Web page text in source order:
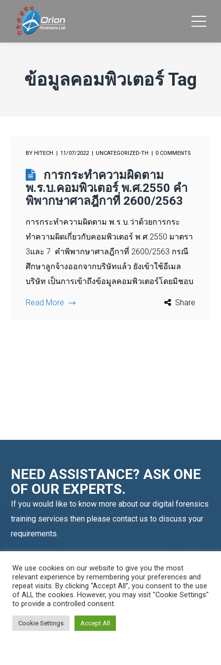
ข้อมูลคอมพิวเตอร์ Tag
BY HITECH 11/07/2022 UNCATEGORIZED-TH 0 COMMENTS
การกระทำความผิดตาม
พ.ร.บ.คอมพิวเตอร์ พ.ศ.2550 คำ
พิพากษาศาลฎีกาที่ 2600/2563
การกระทำความผิดตาม พ.ร.บ.ว่าด้วยการกระ
ทำความผิดเกี่ยวกับคอมพิวเตอร์ พ.ศ.2550 มาตรา
3และ 7 คำพิพากษาศาลฎีกาที่ 2600/2563 กรณี
ศึกษาลูกจ้างออกจากบริษัทแล้ว ยังเข้าใช้อีเมล
บริษัท เป็นการเข้าถึงข้อมูลคอมพิวเตอร์โดยมิชอบ
Read More Share
NEED ASSISTANCE? ASK ONE
OF OUR EXPERTS.
If you would like to know more about our digital forensics
training services then please contact us to discuss your
requirements.
WordPress
Facebook
TwitterLinkedIn
LINE OA scan me
We use cookies on our website to give you the most
relevant experience by remembering your preferences and
repeat visits. By clicking “Accept All”, you consent to the use
of ALL the cookies. However, you may visit "Cookie Settings"
to provide a controlled consent.
Cookie Settings Accept All